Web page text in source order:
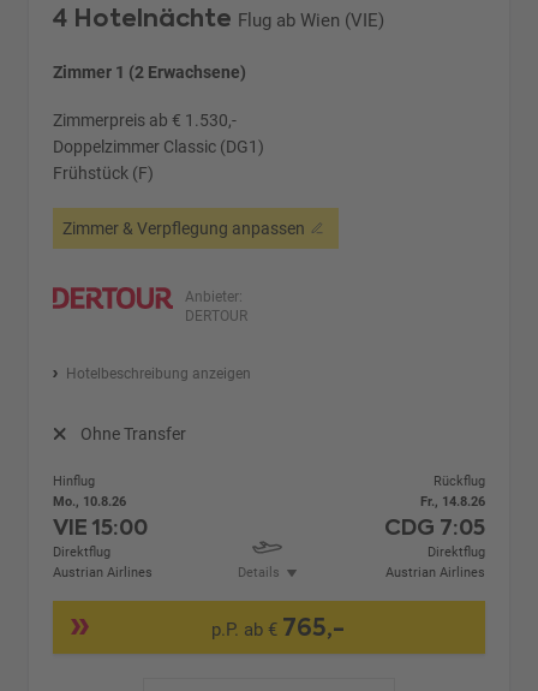
4 Hotelnächte Flug ab Wien (VIE)
Zimmer 1 (2 Erwachsene)
Zimmerpreis ab € 1.530,-
Doppelzimmer Classic (DG1)
Frühstück (F)
Zimmer & Verpflegung anpassen
Anbieter:
DERTOUR
Hotelbeschreibung anzeigen
Ohne Transfer
Hinflug
Mo., 10.8.26
VIE15:00
Direktflug
Austrian Airlines
Details
Rückflug
Fr., 14.8.26
CDG 7:05
Direktflug
Austrian Airlines
p.P. ab € 765,-